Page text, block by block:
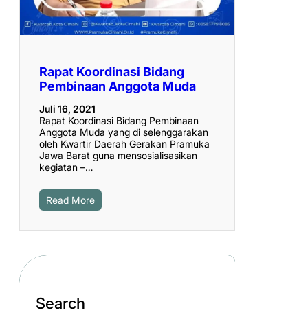
Rapat Koordinasi Bidang
Pembinaan Anggota Muda
Juli 16, 2021
Rapat Koordinasi Bidang Pembinaan
Anggota Muda yang di selenggarakan
oleh Kwartir Daerah Gerakan Pramuka
Jawa Barat guna mensosialisasikan
kegiatan –…
Read More
Search